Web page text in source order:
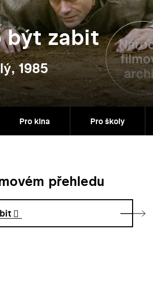
být zabit
1985
Pro kina Pro školy
přehledu